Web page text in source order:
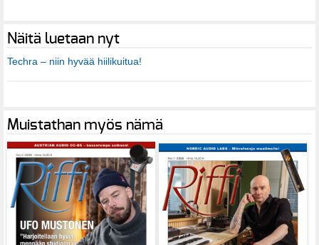
Näitä luetaan nyt
Techra – niin hyvää hiilikuitua!
Muistathan myös nämä